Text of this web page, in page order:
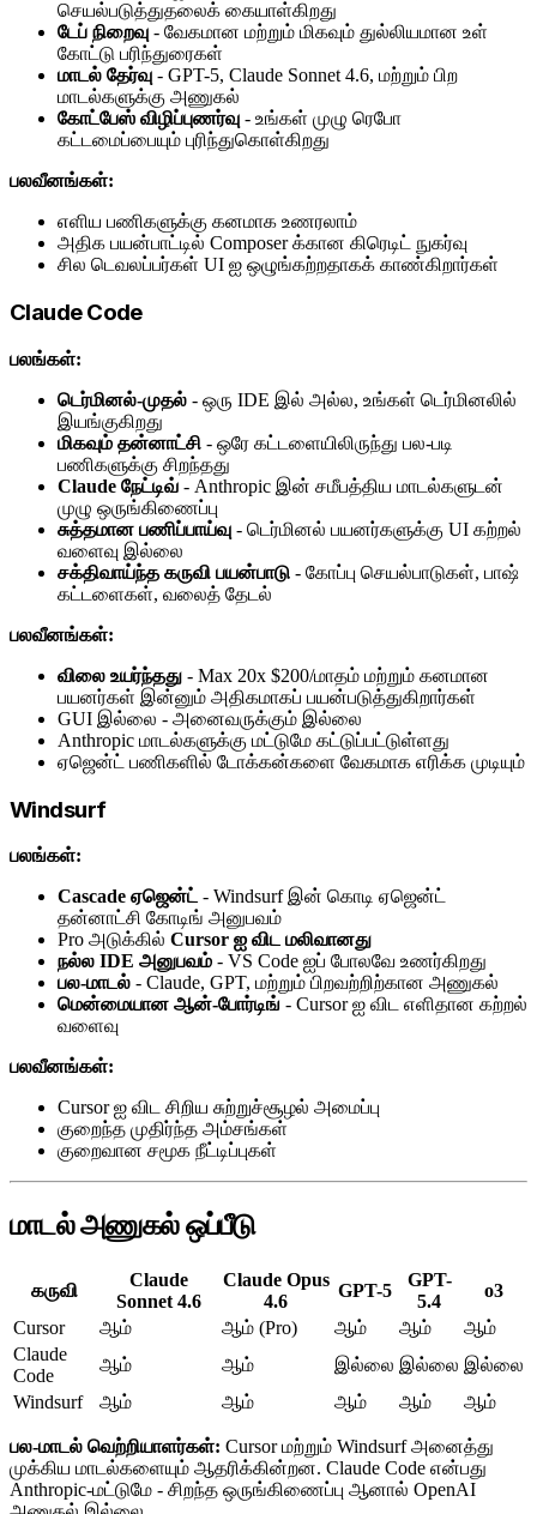
செயல்படுத்துதலைக் கையாள்கிறது
டேப் நிறைவு - வேகமான மற்றும் மிகவும் துல்லியமான உள்
கோட்டு பரிந்துரைகள்
மாடல் தேர்வு - GPT-5, Claude Sonnet 4.6, மற்றும் பிற
மாடல்களுக்கு அணுகல்
கோட்பேஸ் விழிப்புணர்வு - உங்கள் முழு ரெபோ
கட்டமைப்பையும் புரிந்துகொள்கிறது
பலவீனங்கள்:
எளிய பணிகளுக்கு கனமாக உணரலாம்
அதிக பயன்பாட்டில் Composer க்கான கிரெடிட் நுகர்வு
சில டெவலப்பர்கள் UI ஐ ஒழுங்கற்றதாகக் காண்கிறார்கள்
Claude Code
பலங்கள்:
டெர்மினல்-முதல் - ஒரு IDE இல் அல்ல, உங்கள் டெர்மினலில்
இயங்குகிறது
மிகவும் தன்னாட்சி - ஒரே கட்டளையிலிருந்து பல-படி
பணிகளுக்கு சிறந்தது
Claude நேட்டிவ் - Anthropic இன் சமீபத்திய மாடல்களுடன்
முழு ஒருங்கிணைப்பு
சுத்தமான பணிப்பாய்வு - டெர்மினல் பயனர்களுக்கு UI கற்றல்
வளைவு இல்லை
சக்திவாய்ந்த கருவி பயன்பாடு - கோப்பு செயல்பாடுகள், பாஷ்
கட்டளைகள், வலைத் தேடல்
பலவீனங்கள்:
விலை உயர்ந்தது - Max 20x $200/மாதம் மற்றும் கனமான
பயனர்கள் இன்னும் அதிகமாகப் பயன்படுத்துகிறார்கள்
GUI இல்லை - அனைவருக்கும் இல்லை
Anthropic மாடல்களுக்கு மட்டுமே கட்டுப்பட்டுள்ளது
ஏஜென்ட் பணிகளில் டோக்கன்களை வேகமாக எரிக்க முடியும்
Windsurf
பலங்கள்:
Cascade ஏஜென்ட் - Windsurf இன் கொடி ஏஜென்ட்
தன்னாட்சி கோடிங் அனுபவம்
Pro அடுக்கில் Cursor ஐ விட மலிவானது
நல்ல IDE அனுபவம் - VS Code ஐப் போலவே உணர்கிறது
பல-மாடல் - Claude, GPT, மற்றும் பிறவற்றிற்கான அணுகல்
மென்மையான ஆன்-போர்டிங் - Cursor ஐ விட எளிதான கற்றல்
வளைவு
பலவீனங்கள்:
Cursor ஐ விட சிறிய சுற்றுச்சூழல் அமைப்பு
குறைந்த முதிர்ந்த அம்சங்கள்
குறைவான சமூக நீட்டிப்புகள்
மாடல் அணுகல் ஒப்பீடு
கருவி
Claude
Sonnet 4.6
Claude Opus
4.6
GPT-5
GPT-
5.4
o3
Cursor
ஆம் ஆம் (Pro) ஆம் ஆம்
ஆம்
Claude
Code
ஆம் ஆம் இல்லை இல்லை இல்லை
Windsurf
ஆம் ஆம் ஆம் ஆம் ஆம்
பல-மாடல் வெற்றியாளர்கள்: Cursor மற்றும் Windsurf அனைத்து
முக்கிய மாடல்களையும் ஆதரிக்கின்றன. Claude Code என்பது
Anthropic-மட்டுமே - சிறந்த ஒருங்கிணைப்பு ஆனால் OpenAI